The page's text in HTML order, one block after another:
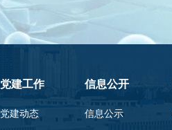
党建工作
党建动态
信息公开
信息公示